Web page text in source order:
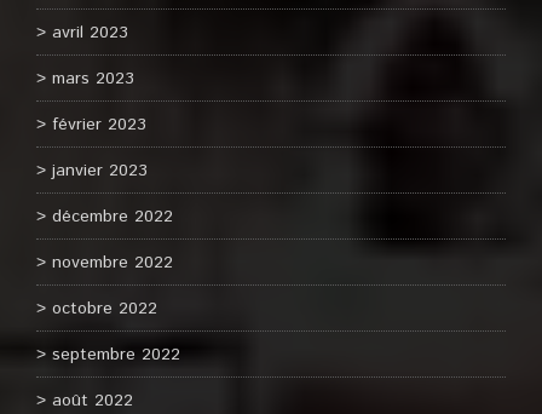
avril 2023
mars 2023
février 2023
janvier 2023
décembre 2022
novembre 2022
octobre 2022
septembre 2022
août 2022